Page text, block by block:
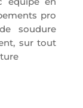
pro
soudure
sur tout